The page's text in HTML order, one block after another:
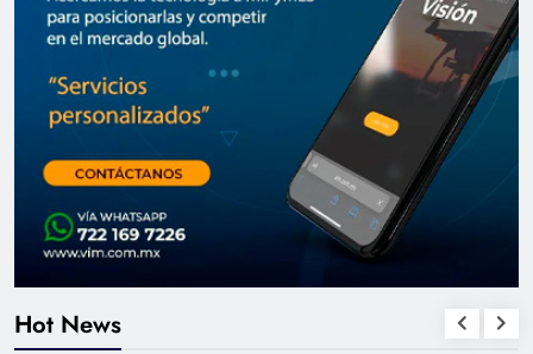
Hot News